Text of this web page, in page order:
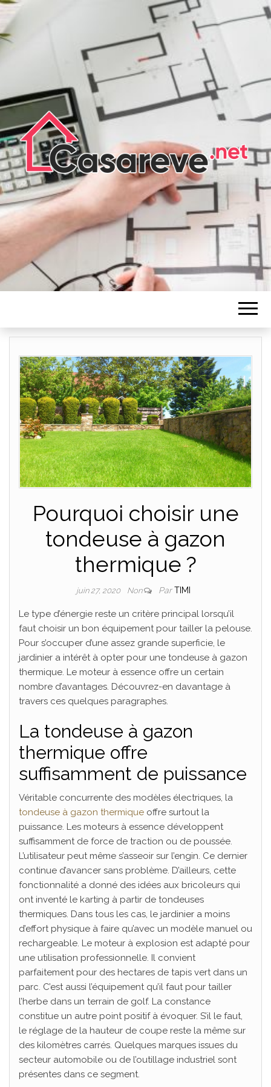
CASA DE
RÊVE
Pourquoi choisir une
tondeuse à gazon
thermique ?
juin 27, 2020 Non ParTIMI
Le type d’énergie reste un critère principal lorsqu’il
faut choisir un bon équipement pour tailler la pelouse.
Pour s’occuper d’une assez grande superficie, le
jardinier a intérêt à opter pour une tondeuse à gazon
thermique. Le moteur à essence offre un certain
nombre d’avantages. Découvrez-en davantage à
travers ces quelques paragraphes.
La tondeuse à gazon
thermique offre
suffisamment de puissance
Véritable concurrente des modèles électriques, la
tondeuse à gazon thermique offre surtout la
puissance. Les moteurs à essence développent
suffisamment de force de traction ou de poussée.
L’utilisateur peut même s’asseoir sur l’engin. Ce dernier
continue d’avancer sans problème. D’ailleurs, cette
fonctionnalité a donné des idées aux bricoleurs qui
ont inventé le karting à partir de tondeuses
thermiques. Dans tous les cas, le jardinier a moins
d’effort physique à faire qu’avec un modèle manuel ou
rechargeable. Le moteur à explosion est adapté pour
une utilisation professionnelle. Il convient
parfaitement pour des hectares de tapis vert dans un
parc. C’est aussi l’équipement qu’il faut pour tailler
l’herbe dans un terrain de golf. La constance
constitue un autre point positif à évoquer. S’il le faut,
le réglage de la hauteur de coupe reste la même sur
des kilomètres carrés. Quelques marques issues du
secteur automobile ou de l’outillage industriel sont
présentes dans ce segment.